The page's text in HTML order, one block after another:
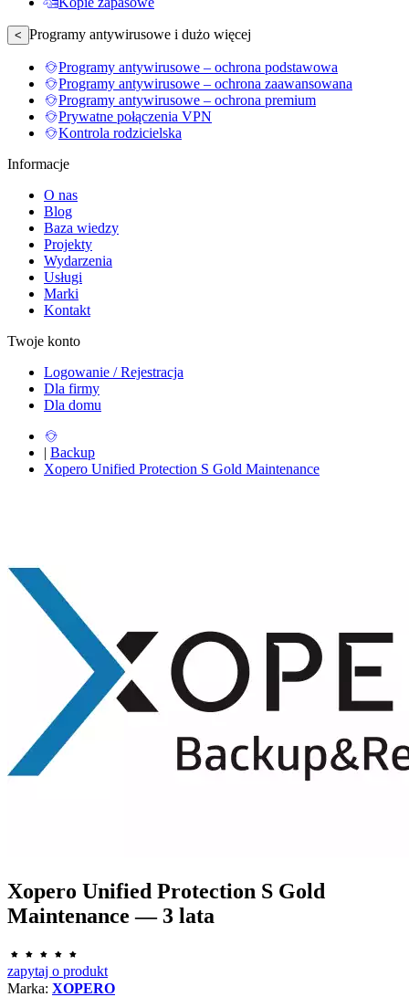
< Programy antywirusowe i dużo więcej
Programy antywirusowe – ochrona podstawowa
Programy antywirusowe – ochrona zaawansowana
Programy antywirusowe – ochrona premium
Prywatne połączenia VPN
Kontrola rodzicielska
Informacje
O nas
Blog
Baza wiedzy
Projekty
Wydarzenia
Usługi
Marki
Kontakt
Twoje konto
Logowanie / Rejestracja
Dla firmy
Dla domu
| Backup
Xopero Unified Protection S Gold Maintenance
Xopero Unified Protection S Gold
Maintenance — 3 lata
zapytaj o produkt
Marka: XOPERO